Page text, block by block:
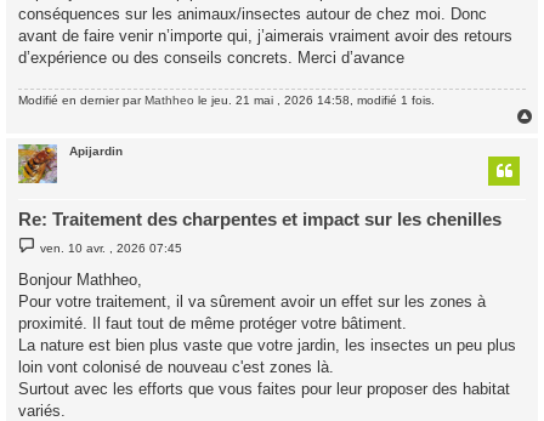
conséquences sur les animaux/insectes autour de chez moi. Donc
avant de faire venir n’importe qui, j’aimerais vraiment avoir des retours
d’expérience ou des conseils concrets. Merci d’avance
Modifié en dernier parMathheo le jeu. 21 mai , 2026 14:58, modifié 1 fois.
Apijardin
Re: Traitement des charpentes et impact sur les chenilles
e
s
a
e
ven. 10 avr. , 2026 07:45
Bonjour Mathheo,
Pour votre traitement, il va sûrement avoir un effet sur les zones à
proximité. Il faut tout de même protéger votre bâtiment.
La nature est bien plus vaste que votre jardin, les insectes un peu plus
loin vont colonisé de nouveau c'est zones là.
Surtout avec les efforts que vous faites pour leur proposer des habitat
variés.